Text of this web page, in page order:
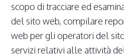
scopo di tracciare ed
del sito web, compilare
web per gli operatori del
servizi relativi alle attività